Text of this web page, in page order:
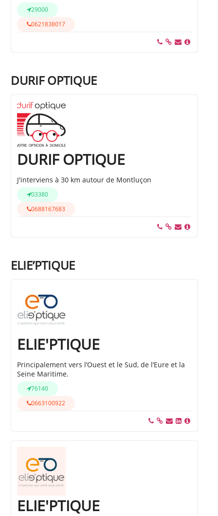
29000
0621838017
DURIF OPTIQUE
DURIF OPTIQUE
J'interviens à 30 km autour de Montluçon
03380
0688167683
ELIE’PTIQUE
ELIE'PTIQUE
Principalement vers l’Ouest et le Sud, de l’Eure et la
Seine Maritime.
76140
0663100922
ELIE'PTIQUE